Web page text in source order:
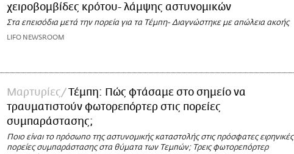
χειροβομβίδες κρότου- λάμψης αστυνομικών
Στα επεισόδια μετά την πορεία για τα Τέμπη- Διαγνώστηκε με απώλεια ακοής
LIFO NEWSROOM
Μαρτυρίες
Τέμπη: Πώς φτάσαμε στο σημείο να
τραυματιστούν φωτορεπόρτερ στις πορείες
συμπαράστασης;
Ποιο είναι το πρόσωπο της αστυνομικής καταστολής στις πρόσφατες ειρηνικές
πορείες συμπαράστασης στα θύματα των Τεμπών; Τρεις φωτορεπόρτερ